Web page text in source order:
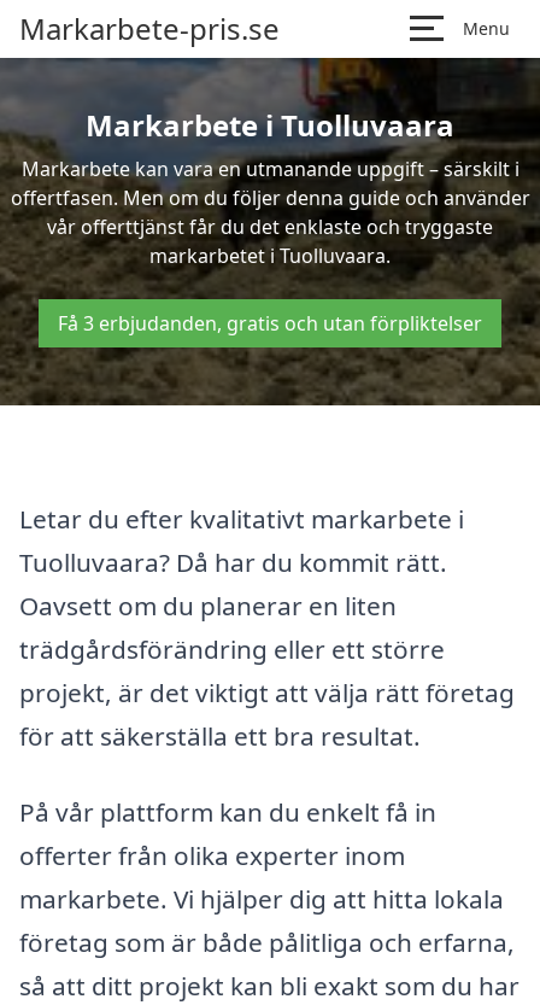
Markarbete-pris.se Menu
Markarbete i Tuolluvaara
Markarbete kan vara en utmanande uppgift – särskilt i
offertfasen. Men om du följer denna guide och använder
vår offerttjänst får du det enklaste och tryggaste
markarbetet i Tuolluvaara.
Få 3 erbjudanden, gratis och utan förpliktelser
Letar du efter kvalitativt markarbete i
Tuolluvaara? Då har du kommit rätt.
Oavsett om du planerar en liten
trädgårdsförändring eller ett större
projekt, är det viktigt att välja rätt företag
för att säkerställa ett bra resultat.
På vår plattform kan du enkelt få in
offerter från olika experter inom
markarbete. Vi hjälper dig att hitta lokala
företag som är både pålitliga och erfarna,
så att ditt projekt kan bli exakt som du har